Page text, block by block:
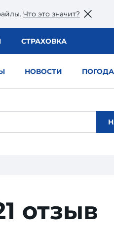
Что это значит?
СТРАХОВКА
НОВОСТИ ПОГОДА
отзыв